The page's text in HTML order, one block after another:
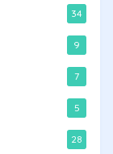
34
9
7
5
28